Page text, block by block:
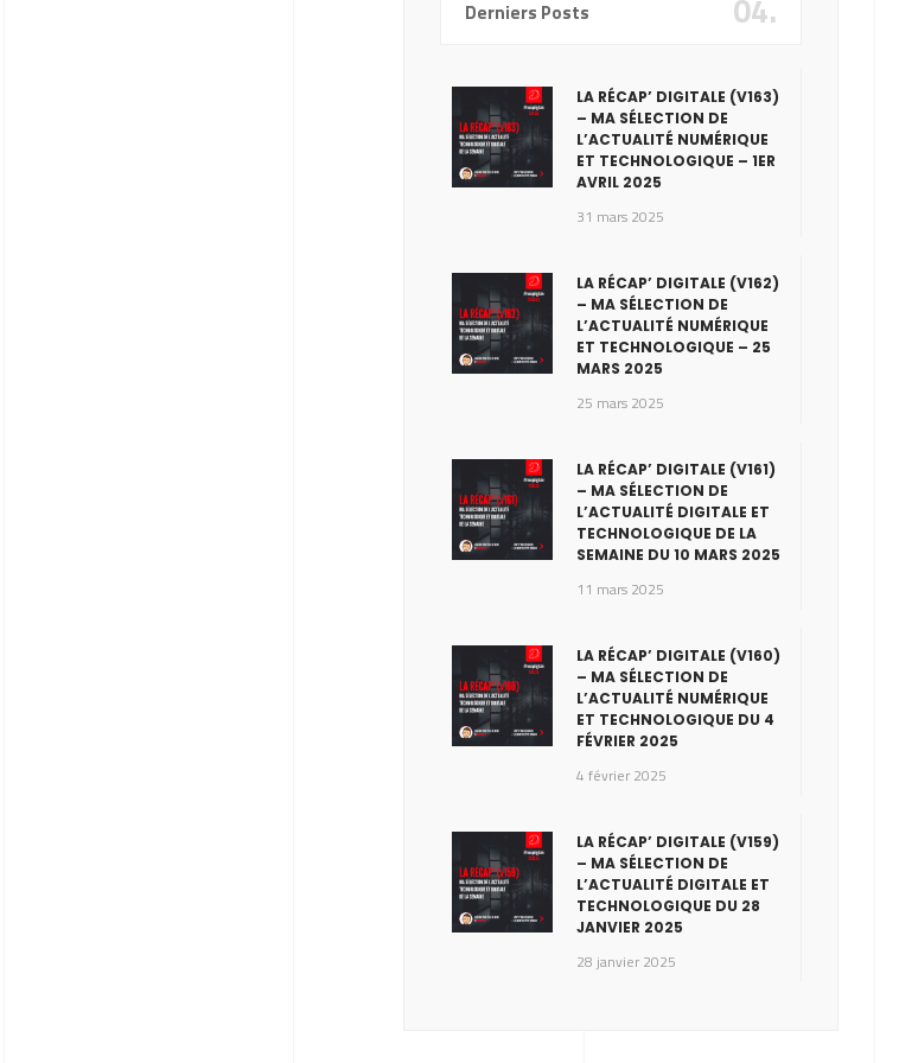
Derniers Posts 04.
LA RÉCAP’ DIGITALE (V163)
– MA SÉLECTION DE
L’ACTUALITÉ NUMÉRIQUE
ET TECHNOLOGIQUE – 1ER
AVRIL 2025
31 mars 2025
LA RÉCAP’ DIGITALE (V162)
– MA SÉLECTION DE
L’ACTUALITÉ NUMÉRIQUE
ET TECHNOLOGIQUE – 25
MARS 2025
25 mars 2025
LA RÉCAP’ DIGITALE (V161)
– MA SÉLECTION DE
L’ACTUALITÉ DIGITALE ET
TECHNOLOGIQUE DE LA
SEMAINE DU 10 MARS 2025
11 mars 2025
LA RÉCAP’ DIGITALE (V160)
– MA SÉLECTION DE
L’ACTUALITÉ NUMÉRIQUE
ET TECHNOLOGIQUE DU 4
FÉVRIER 2025
4 février 2025
LA RÉCAP’ DIGITALE (V159)
– MA SÉLECTION DE
L’ACTUALITÉ DIGITALE ET
TECHNOLOGIQUE DU 28
JANVIER 2025
28 janvier 2025